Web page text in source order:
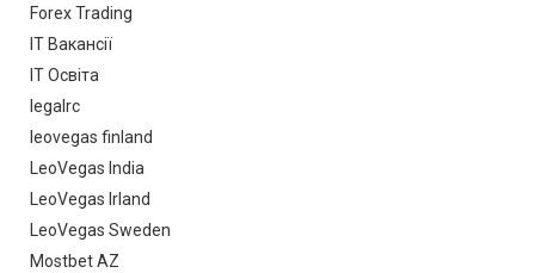
Forex Trading
IT Вакансії
IT Освіта
legalrc
leovegas finland
LeoVegas India
LeoVegas Irland
LeoVegas Sweden
Mostbet AZ